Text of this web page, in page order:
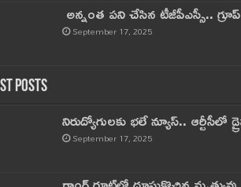
అన్నంత పని చేసిన టీజీపీఎస్సీ..
September 17, 2025
Posts
నిరుద్యోగులకు భలే న్యూస్.. ఆర్టీసీలో
September 17, 2025